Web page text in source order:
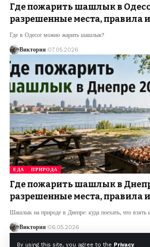
By using this site, you agree to the Privacy
Где пожарить шашлык в
разрешенные места, правила
Где в Одессе можно жарить шашлык?
Виктория 07.05.2026
ЕДА ПРИРОДА
Где пожарить шашлык в
разрешенные места, правила
Шашлык на природе в Днепре: куда поехать, что взять
Виктория 06.05.2026